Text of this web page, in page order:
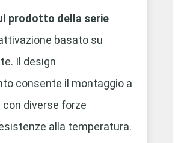
prodotto della serie
basato su
Il design
consente il montaggio a
con diverse forze
alla temperatura.